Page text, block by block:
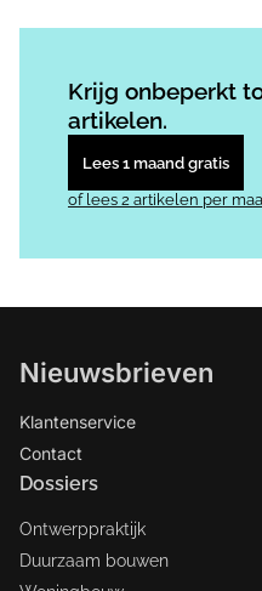
Krijg onbeperkt
artikelen.
Lees 1 maand gratis
of lees 2 artikelen per
Nieuwsbrieven
Klantenservice
Contact
Dossiers
Ontwerppraktijk
Duurzaam bouwen